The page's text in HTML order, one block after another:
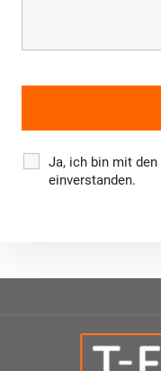
Ja, ich bin mit den
einverstanden.